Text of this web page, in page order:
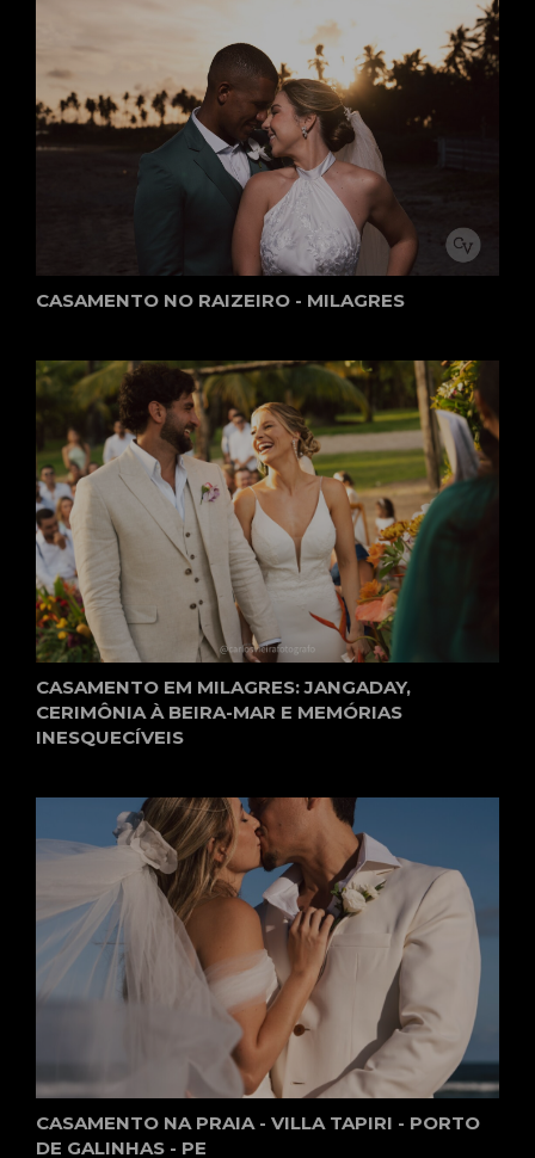
CASAMENTO NO RAIZEIRO - MILAGRES
CASAMENTO EM MILAGRES: JANGADAY,
CERIMÔNIA À BEIRA-MAR E MEMÓRIAS
INESQUECÍVEIS
CASAMENTO NA PRAIA - VILLA TAPIRI - PORTO
DE GALINHAS - PE